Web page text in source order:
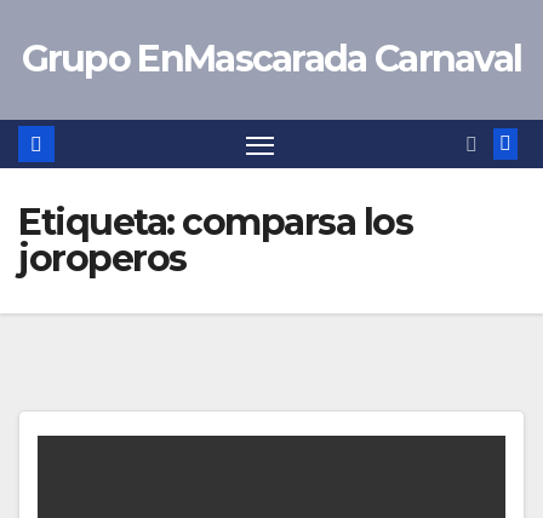
Grupo EnMascarada Carnaval
Etiqueta:comparsa los
joroperos